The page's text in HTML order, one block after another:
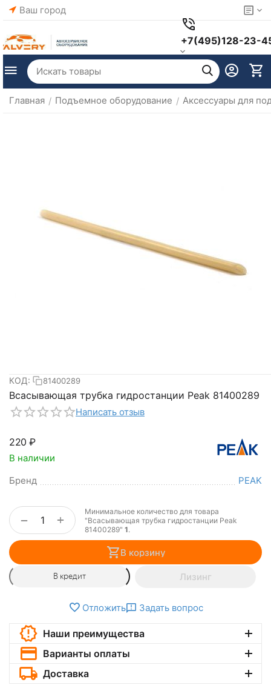
Ваш город
+7(495)128-23-
Главная / Подъемное оборудование / Аксессуары для
КОД: 81400289
Всасывающая трубка гидростанции Peak 81400289
Написать отзыв
‍220‍ ₽
В наличии
Бренд
PEAK
+
−
Минимальное количество для товара
"Всасывающая трубка гидростанции Peak
81400289" 1.
В корзину
В кредит Лизинг
Отложить Задать вопрос
Наши преимущества
Варианты оплаты
Доставка